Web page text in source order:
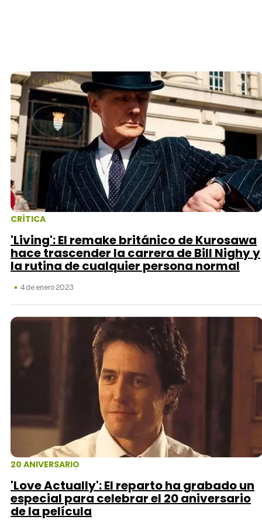
CRÍTICA
'Living': El remake británico de Kurosawa
hace trascender la carrera de Bill Nighy y
la rutina de cualquier persona normal
4 de enero 2023
20 ANIVERSARIO
'Love Actually': El reparto ha grabado un
especial para celebrar el 20 aniversario
de la película